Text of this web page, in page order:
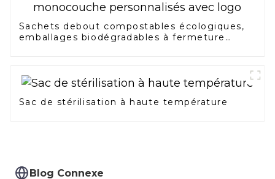
Sachets debout compostables écologiques,
emballages biodégradables à fermeture
Sac de stérilisation à haute température
Blog Connexe